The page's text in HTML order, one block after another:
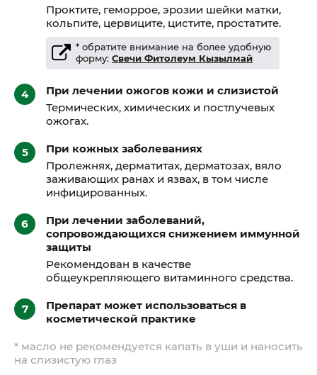
Проктите, геморрое, эрозии шейки матки,
кольпите, цервиците, цистите, простатите.
* обратите внимание на более удобную
форму: Свечи Фитолеум Кызылмай
При лечении ожогов кожи и слизистой
Термических, химических и постлучевых
ожогах.
При кожных заболеваниях
Пролежнях, дерматитах, дерматозах, вяло
заживающих ранах и язвах, в том числе
инфицированных.
При лечении заболеваний,
сопровождающихся снижением иммунной
защиты
Рекомендован в качестве
общеукрепляющего витаминного средства.
Препарат может использоваться в
косметической практике
* масло не рекомендуется капать в уши и наносить
на слизистую глаз